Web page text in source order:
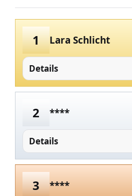
1 Lara Schlicht
Details
2 ****
Details
3 ****